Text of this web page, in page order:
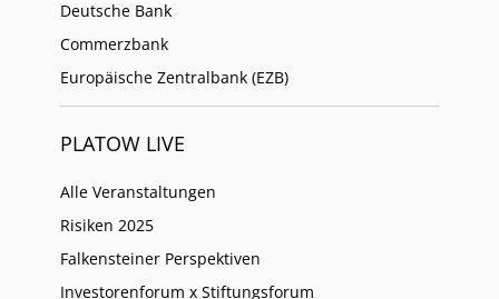
Deutsche Bank
Commerzbank
Europäische Zentralbank (EZB)
PLATOW LIVE
Alle Veranstaltungen
Risiken 2025
Falkensteiner Perspektiven
Investorenforum x Stiftungsforum